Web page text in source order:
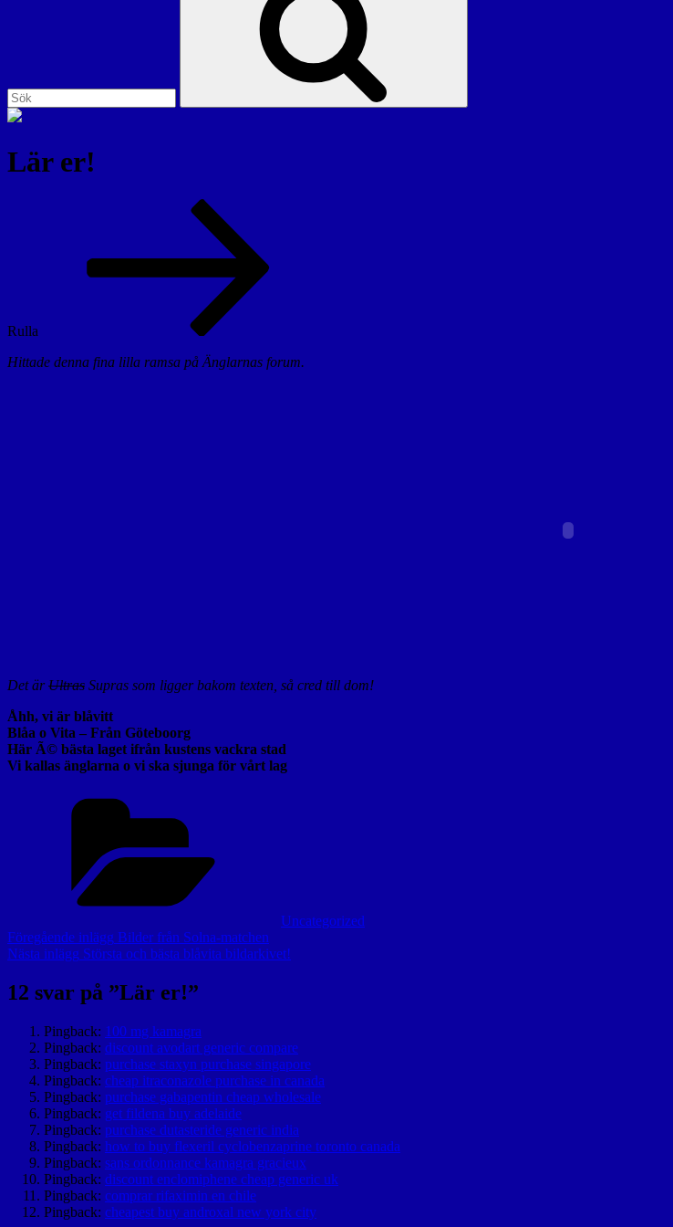
Lär er!
Rulla
Hittade denna fina lilla ramsa på Änglarnas forum.
Det ärUltras Supras som ligger bakom texten, så cred till dom!
Åhh, vi är blåvitt
Blåa o Vita – Från Göteboorg
Här Ã© bästa laget ifrån kustens vackra stad
Vi kallas änglarna o vi ska sjunga för vårt lag
Uncategorized
Inläggsnavigering
Föregående
inlägg
Föregående inlägg Bilder från Solna-matchen
Nästa
Nästa inlägg Största och bästa blåvita bildarkivet!
12 svar på ”Lär er!”
Pingback: 100 mg kamagra
Pingback: discount avodart generic compare
Pingback: purchase staxyn purchase singapore
Pingback: cheap itraconazole purchase in canada
Pingback: purchase gabapentin cheap wholesale
Pingback: get fildena buy adelaide
Pingback: purchase dutasteride generic india
Pingback: how to buy flexeril cyclobenzaprine toronto canada
Pingback: sans ordonnance kamagra gracieux
Pingback: discount enclomiphene cheap generic uk
Pingback: comprar rifaximin en chile
Pingback: cheapest buy androxal new york city